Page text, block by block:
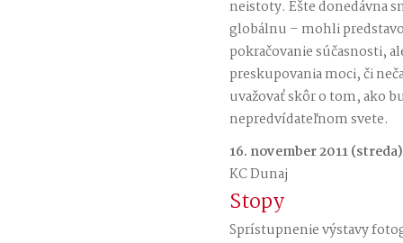
neistoty. Ešte donedávna
globálnu – mohli
pokračovanie súčasnosti,
preskupovania moci, či
uvažovať skôr o tom, ako
nepredvídateľnom svete.
16. november 2011 (streda)
KC Dunaj
Stopy
Sprístupnenie výstavy